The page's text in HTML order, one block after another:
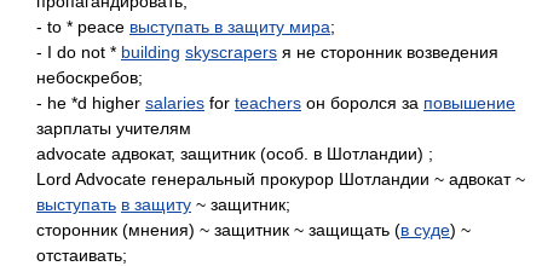
- to * peace выступать в защиту мира;
- I do not * building skyscrapers я не сторонник возведения
небоскребов;
- he *d higher salaries for teachers он боролся за повышение
зарплаты учителям
advocate адвокат, защитник (особ. в Шотландии) ;
Lord Advocate генеральный прокурор Шотландии ~ адвокат ~
выступать в защиту ~ защитник;
сторонник (мнения) ~ защитник ~ защищать (в суде) ~
отстаивать;